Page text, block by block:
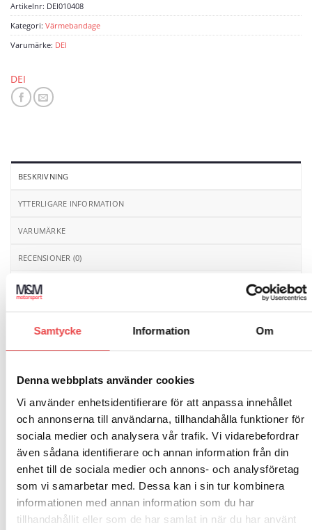
Samtycke Information Om
Denna webbplats använder cookies
Vi använder enhetsidentifierare för att anpassa innehållet
och annonserna till användarna, tillhandahålla funktioner för
sociala medier och analysera vår trafik. Vi vidarebefordrar
även sådana identifierare och annan information från din
enhet till de sociala medier och annons- och analysföretag
som vi samarbetar med. Dessa kan i sin tur kombinera
informationen med annan information som du har
tillhandahållit eller som de har samlat in när du har använt
Artikelnr: DEI010408
Kategori: Värmebandage
Varumärke: DEI
DEI
BESKRIVNING
YTTERLIGARE INFORMATION
VARUMÄRKE
RECENSIONER (0)
Värmetålig tape för att skydda kablar, täta brandväggar
etc. Reflekterar upp till 500 grader. Bredd: 35 mm,
RELATERADE PRODUKTER
Add to
wishlist
Art.nr: RAP006
Värmematta 50x50cm
Add to
wishlist
15m
395kr